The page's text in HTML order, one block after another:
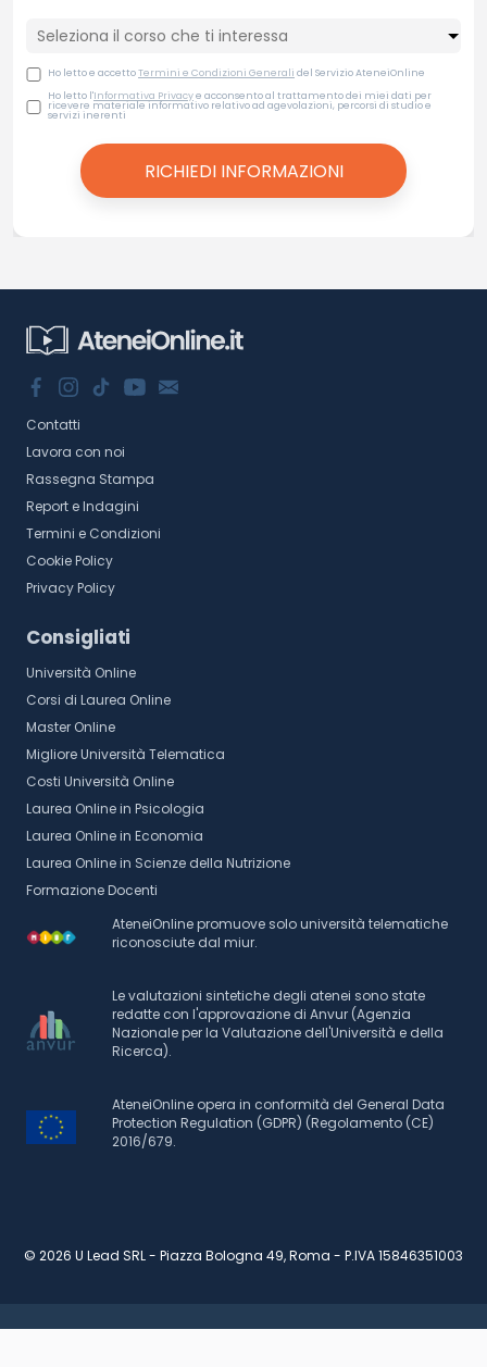
Ho letto e accettoTermini e Condizioni Generali del Servizio AteneiOnline
Ho letto l'Informativa Privacye acconsento al trattamento dei miei dati per
ricevere materiale informativo relativo ad agevolazioni, percorsi di studio e
servizi inerenti
Contatti
Lavora con noi
Rassegna Stampa
Report e Indagini
Termini e Condizioni
Cookie Policy
Privacy Policy
Consigliati
Università Online
Corsi di Laurea Online
Master Online
Migliore Università Telematica
Costi Università Online
Laurea Online in Psicologia
Laurea Online in Economia
Laurea Online in Scienze della Nutrizione
Formazione Docenti
AteneiOnline promuove solo università telematiche
riconosciute dal miur.
Le valutazioni sintetiche degli atenei sono state
redatte con l'approvazione di Anvur (Agenzia
Nazionale per la Valutazione dell'Università e della
Ricerca).
AteneiOnline opera in conformità del General Data
Protection Regulation (GDPR) (Regolamento (CE)
2016/679.
© 2026 U Lead SRL - Piazza Bologna 49, Roma - P.IVA 15846351003